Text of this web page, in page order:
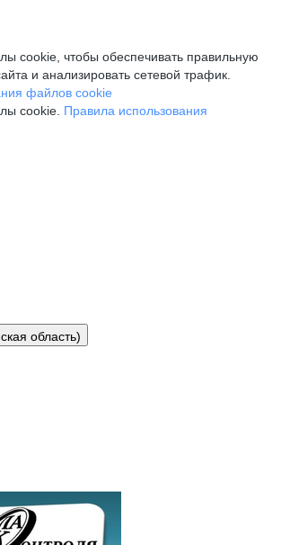
cookie, чтобы обеспечивать правильную
и анализировать сетевой трафик.
файлов cookie
cookie. Правила использования
область)